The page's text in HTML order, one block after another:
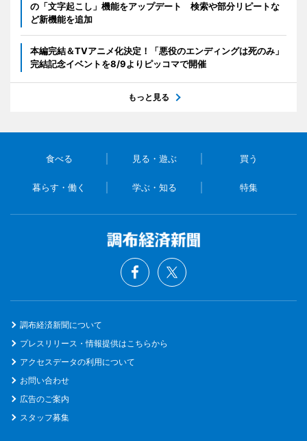
の「文字起こし」機能をアップデート 検索や部分リピートな
ど新機能を追加
本編完結＆TVアニメ化決定！「悪役のエンディングは死のみ」
完結記念イベントを8/9よりピッコマで開催
もっと見る
食べる 見る・遊ぶ 買う
暮らす・働く 学ぶ・知る 特集
調布経済新聞について
プレスリリース・情報提供はこちらから
アクセスデータの利用について
お問い合わせ
広告のご案内
スタッフ募集